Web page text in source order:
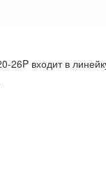
26P входит в